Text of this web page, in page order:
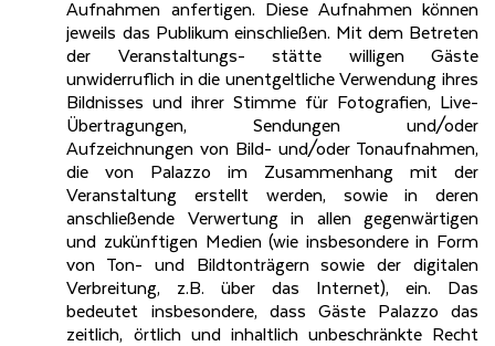
Aufnahmen anfertigen. Diese Aufnahmen können
jeweils das Publikum einschließen. Mit dem Betreten
der Veranstaltungs- stätte willigen Gäste
unwiderruflich in die unentgeltliche Verwendung ihres
Bildnisses und ihrer Stimme für Fotografien, Live-
Übertragungen, Sendungen und/oder
Aufzeichnungen von Bild- und/oder Tonaufnahmen,
die von Palazzo im Zusammenhang mit der
Veranstaltung erstellt werden, sowie in deren
anschließende Verwertung in allen gegenwärtigen
und zukünftigen Medien (wie insbesondere in Form
von Ton- und Bildtonträgern sowie der digitalen
Verbreitung, z.B. über das Internet), ein. Das
bedeutet insbesondere, dass Gäste Palazzo das
zeitlich, örtlich und inhaltlich unbeschränkte Recht